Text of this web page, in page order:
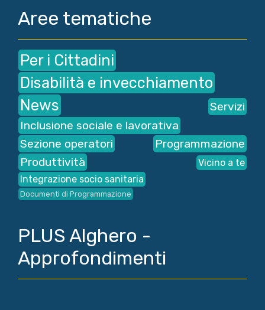
Aree tematiche
Per i Cittadini
Disabilità e invecchiamento
News
Servizi
Inclusione sociale e lavorativa
Sezione operatori
Programmazione
Produttività
Vicino a te
Integrazione socio sanitaria
Documenti di Programmazione
PLUS Alghero -
Approfondimenti